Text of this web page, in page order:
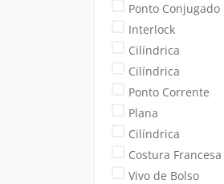
Ponto Conjugado
Interlock
Cilíndrica
Cilíndrica
Ponto Corrente
Plana
Cilíndrica
Costura Francesa
Vivo de Bolso